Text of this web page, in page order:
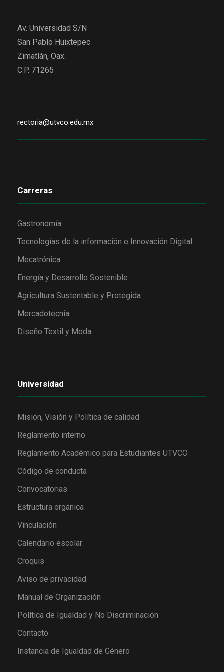
Av. Universidad S/N
San Pablo Huixtepec
Zimatlán, Oax.
C.P. 71265
rectoria@utvco.edu.mx
Carreras
Gastronomía
Tecnologías de la información e Innovación Digital
Mecatrónica
Energía y Desarrollo Sostenible
Agricultura Sustentable y Protegida
Mercadotecnia
Diseño Textil y Moda
Universidad
Misión, Visión y Política de calidad
Reglamento interno
Reglamento Académico para Estudiantes UTVCO
Código de conducta
Convocatorias
Estructura orgánica
Vinculación
Calendario escolar
Croquis
Aviso de privacidad
Manual de Organización
Política de Igualdad y No Discriminación
Contacto
Instancia de Igualdad de Género